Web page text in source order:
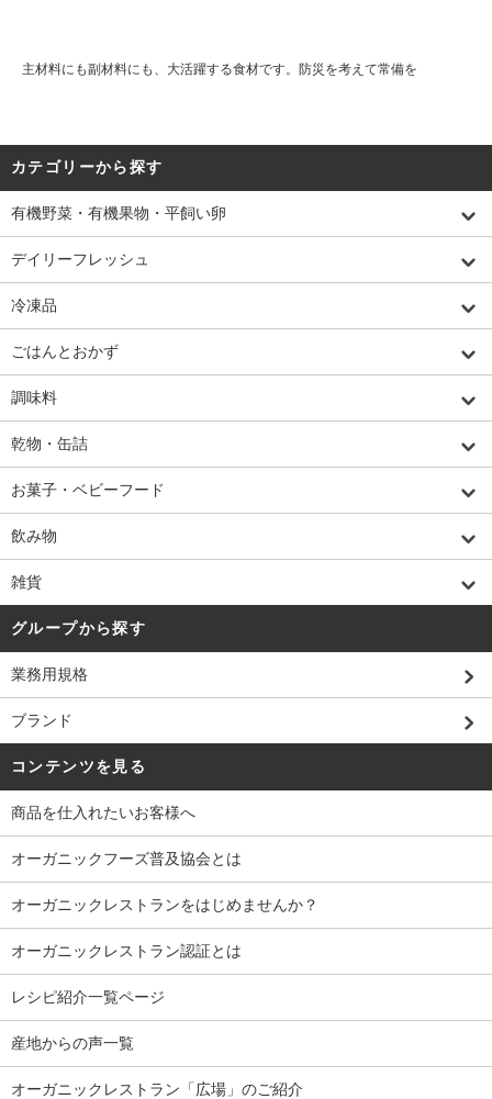
主材料にも副材料にも、大活躍する食材です。防災を考えて常備を
カテゴリーから探す
有機野菜・有機果物・平飼い卵
デイリーフレッシュ
冷凍品
ごはんとおかず
調味料
乾物・缶詰
お菓子・ベビーフード
飲み物
雑貨
グループから探す
業務用規格
ブランド
コンテンツを見る
商品を仕入れたいお客様へ
オーガニックフーズ普及協会とは
オーガニックレストランをはじめませんか？
オーガニックレストラン認証とは
レシピ紹介一覧ページ
産地からの声一覧
オーガニックレストラン「広場」のご紹介